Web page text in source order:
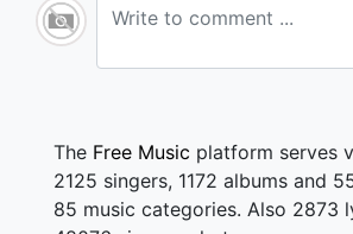
The Free Music platform serves
2125 singers, 1172 albums and
85 music categories. Also 2873